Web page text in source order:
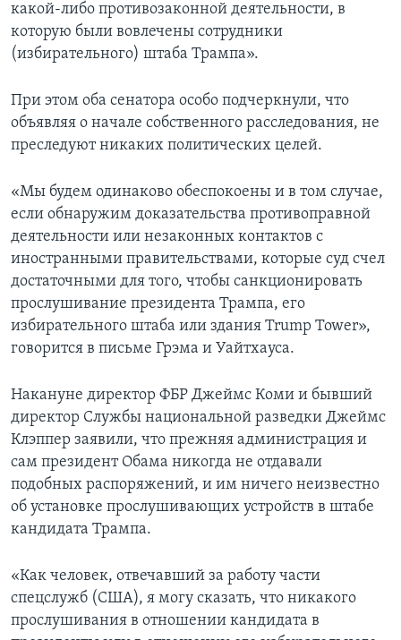
какой-либо противозаконной деятельности, в
которую были вовлечены сотрудники
(избирательного) штаба Трампа».
При этом оба сенатора особо подчеркнули, что
объявляя о начале собственного расследования, не
преследуют никаких политических целей.
«Мы будем одинаково обеспокоены и в том случае,
если обнаружим доказательства противоправной
деятельности или незаконных контактов с
иностранными правительствами, которые суд счел
достаточными для того, чтобы санкционировать
прослушивание президента Трампа, его
избирательного штаба или здания Trump Tower»,
говорится в письме Грэма и Уайтхауса.
Накануне директор ФБР Джеймс Коми и бывший
директор Службы национальной разведки Джеймс
Клэппер заявили, что прежняя администрация и
сам президент Обама никогда не отдавали
подобных распоряжений, и им ничего неизвестно
об установке прослушивающих устройств в штабе
кандидата Трампа.
«Как человек, отвечавший за работу части
спецслужб (США), я могу сказать, что никакого
прослушивания в отношении кандидата в